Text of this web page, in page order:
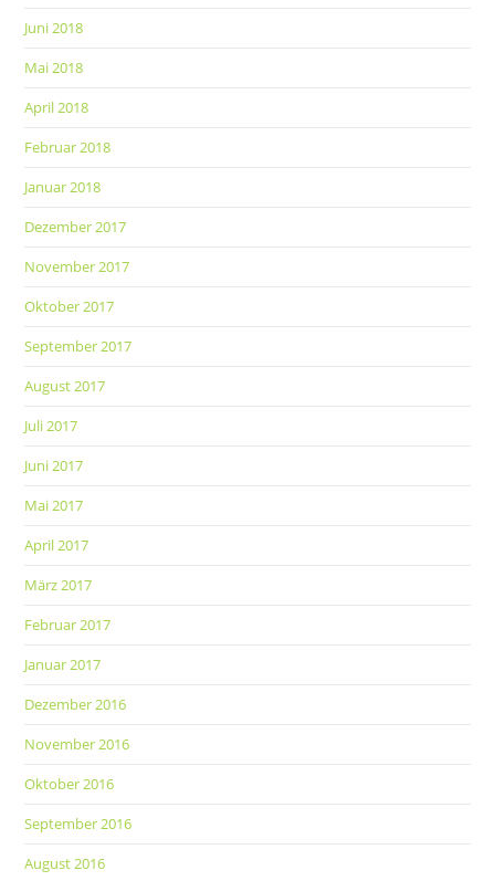
Juni 2018
Mai 2018
April 2018
Februar 2018
Januar 2018
Dezember 2017
November 2017
Oktober 2017
September 2017
August 2017
Juli 2017
Juni 2017
Mai 2017
April 2017
März 2017
Februar 2017
Januar 2017
Dezember 2016
November 2016
Oktober 2016
September 2016
August 2016